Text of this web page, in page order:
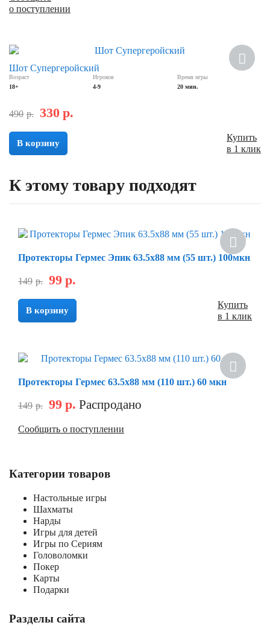
о поступлении
Шот Супергеройский
Возраст
18+
Игроков
4-9
Время игры
20 мин.
490 р. 330 р.
В корзину
Купить
в 1 клик
К этому товару подходят
Скидка
Протекторы Гермес Эпик 63.5х88 мм (55 шт.) 100мкн
149 р. 99 р.
В корзину
Купить
в 1 клик
Протекторы Гермес 63.5х88 мм (110 шт.) 60 мкн
149 р. 99 р. Распродано
Сообщить о поступлении
Категории товаров
Настольные игры
Шахматы
Нарды
Игры для детей
Игры по Сериям
Головоломки
Покер
Карты
Подарки
Разделы сайта